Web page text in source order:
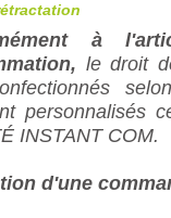
à
le droit
personnalisés
INSTANT COM.
d'une